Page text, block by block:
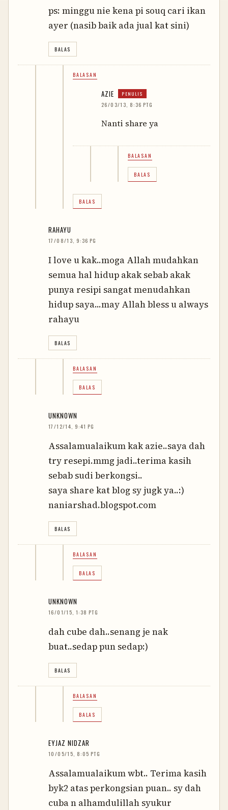
ps: minggu nie kena pi souq cari ikan
ayer (nasib baik ada jual kat sini)
BALAS
BALASAN
AZIE
26/03/13, 8:36 PTG
Nanti share ya
BALASAN
BALAS
BALAS
RAHAYU
17/08/13, 9:36 PG
I love u kak..moga Allah mudahkan
semua hal hidup akak sebab akak
punya resipi sangat menudahkan
hidup saya...may Allah bless u always
rahayu
BALAS
BALASAN
BALAS
UNKNOWN
17/12/14, 9:41 PG
Assalamualaikum kak azie..saya dah
try resepi.mmg jadi..terima kasih
sebab sudi berkongsi..
saya share kat blog sy jugk ya..:)
naniarshad.blogspot.com
BALAS
BALASAN
BALAS
UNKNOWN
16/01/15, 1:38 PTG
dah cube dah..senang je nak
buat..sedap pun sedap:)
BALAS
BALASAN
BALAS
EYJAZ NIDZAR
10/05/15, 8:05 PTG
Assalamualaikum wbt.. Terima kasih
byk2 atas perkongsian puan.. sy dah
cuba n alhamdulillah syukur